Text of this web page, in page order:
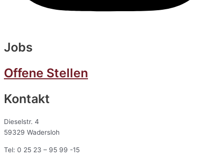
Jobs
Offene Stellen
Kontakt
Dieselstr. 4
59329 Wadersloh
Tel: 0 25 23 – 95 99 -15